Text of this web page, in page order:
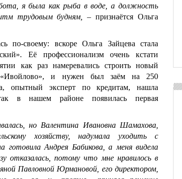
я была как рыба в воде, а должность
трудовым будням,
– признаётся Ольга
по-своему: вскоре Ольга Зайцева стала
Её профессионализм очень кстати
как раз намеревались строить новый
«Ивойлово», и нужен был заём на 250
опытный эксперт по кредитам, нашла
в нашем районе появилась первая
но Валентина Ивановна Шамахова,
хозяйству, надумала уходить с
Андрея Бабикова, а меня видела
отказалась, потому что мне нравилось в
Павловной Юрмановой, его директором,